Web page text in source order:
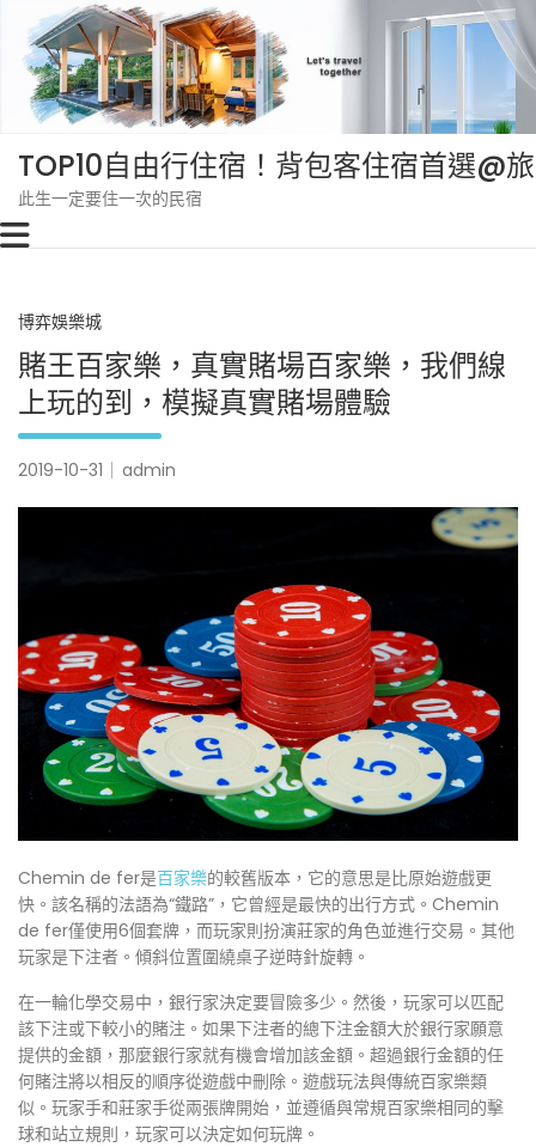
content
TOP10自由行住宿！背包客住宿首選@
此生一定要住一次的民宿
博弈娛樂城
賭王百家樂，真實賭場百家樂，我們線
上玩的到，模擬真實賭場體驗
2019-10-31 admin
Chemin de fer是百家樂的較舊版本，它的意思是比原始遊戲更
快。該名稱的法語為“鐵路”，它曾經是最快的出行方式。Chemin
de fer僅使用6個套牌，而玩家則扮演莊家的角色並進行交易。其他
玩家是下注者。傾斜位置圍繞桌子逆時針旋轉。
在一輪化學交易中，銀行家決定要冒險多少。然後，玩家可以匹配
該下注或下較小的賭注。如果下注者的總下注金額大於銀行家願意
提供的金額，那麼銀行家就有機會增加該金額。超過銀行金額的任
何賭注將以相反的順序從遊戲中刪除。遊戲玩法與傳統百家樂類
似。玩家手和莊家手從兩張牌開始，並遵循與常規百家樂相同的擊
球和站立規則，玩家可以決定如何玩牌。